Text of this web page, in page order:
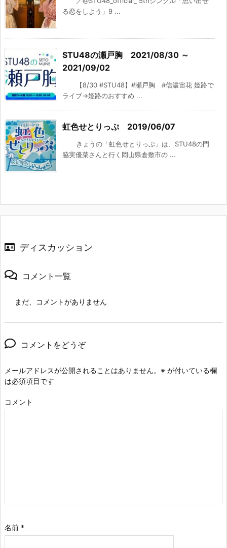
る恋をしよう」9 ...
STU48の瀬戸胸 2021/08/30 ～
2021/09/02
【8/30 #STU48】#瀬戸胸 #信濃宙花 姫路で
ライブ→姫路のおすすめ ...
虹色せとりっぷ 2019/06/07
きょうの「虹色せとりっぷ」は、STU48の門
脇実優菜さんと行く岡山県倉敷市の ...
ディスカッション
コメント一覧
まだ、コメントがありません
コメントをどうぞ
メールアドレスが公開されることはありません。 ※ が付いている欄
は必須項目です
コメント
名前 *